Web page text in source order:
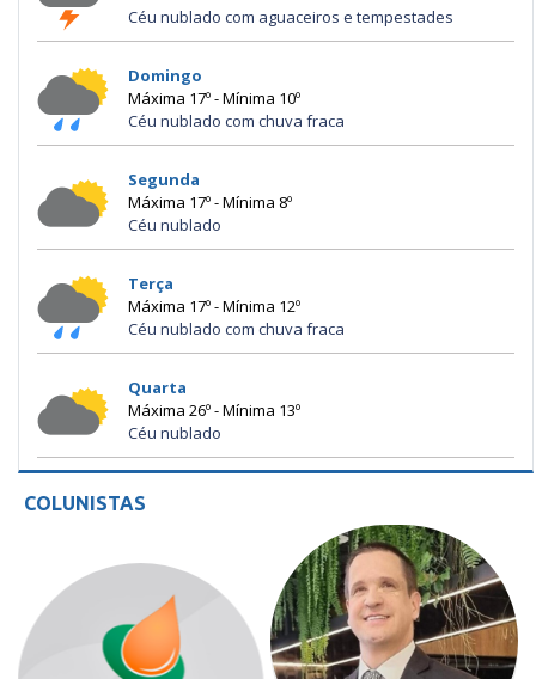
Céu nublado com aguaceiros e tempestades
Domingo
Máxima 17º - Mínima 10º
Céu nublado com chuva fraca
Segunda
Máxima 17º - Mínima 8º
Céu nublado
Terça
Máxima 17º - Mínima 12º
Céu nublado com chuva fraca
Quarta
Máxima 26º - Mínima 13º
Céu nublado
COLUNISTAS